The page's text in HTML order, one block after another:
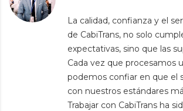
La calidad, confianza y el
de CabiTrans, no solo
expectativas, sino que las
Cada vez que procesamos
podemos confiar en que el
con nuestros estándares
Trabajar con CabiTrans ha